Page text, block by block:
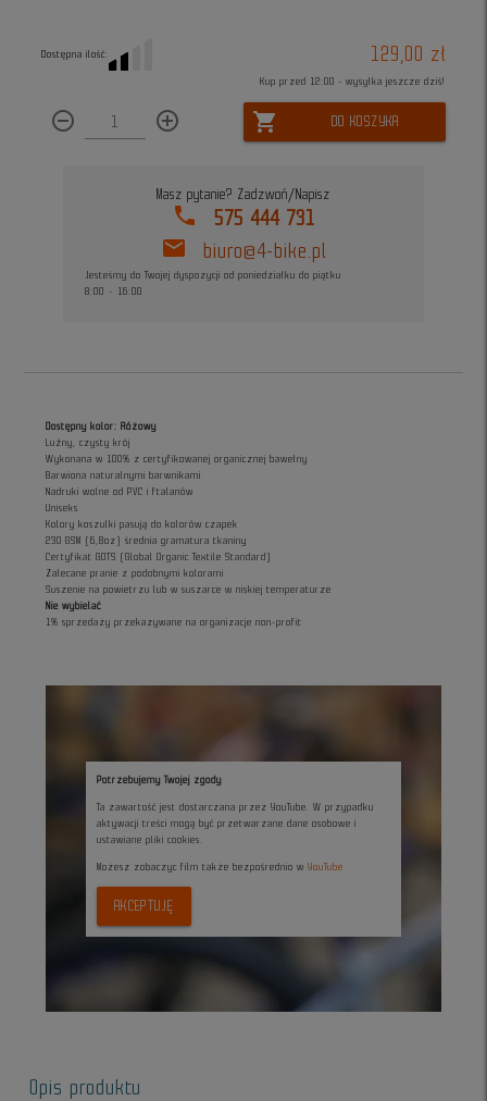
Dostępna ilość: 129,00 zł
Kup przed 12:00 - wysyłka jeszcze dziś!
remove_circle_outline add_circle_outline shopping_cart DO KOSZYKA
Masz pytanie? Zadzwoń/Napisz
phone 575 444 731
mail biuro@4-bike.pl
Jesteśmy do Twojej dyspozycji od poniedziałku do piątku
8:00 - 16:00
Dostępny kolor: Różowy
Luźny, czysty krój
Wykonana w 100% z certyfikowanej organicznej bawełny
Barwiona naturalnymi barwnikami
Nadruki wolne od PVC i ftalanów
Uniseks
Kolory koszulki pasują do kolorów czapek
230 GSM (6,8oz) średnia gramatura tkaniny
Certyfikat GOTS (Global Organic Textile Standard)
Zalecane pranie z podobnymi kolorami
Suszenie na powietrzu lub w suszarce w niskiej temperaturze
Nie wybielać
1% sprzedaży przekazywane na organizacje non-profit
Potrzebujemy Twojej zgody
Ta zawartość jest dostarczana przez YouTube. W przypadku
aktywacji treści mogą być przetwarzane dane osobowe i
ustawiane pliki cookies.
Możesz zobaczyc film także bezpośrednio w YouTube
AKCEPTUJĘ
Opis produktu